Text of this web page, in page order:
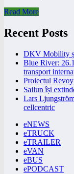
Read More
Recent Posts
DKV Mobility
Blue River:
transport
Proiectul
Sailun își
Lars
cellcentric
eNEWS
eTRUCK
eTRAILER
eVAN
eBUS
ePODCAST